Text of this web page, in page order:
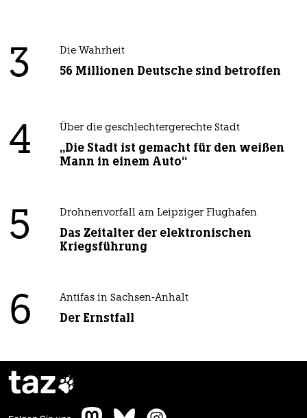
3 Die Wahrheit
56 Millionen Deutsche sind betroffen
4 Über die geschlechtergerechte Stadt
„Die Stadt ist gemacht für den weißen
Mann in einem Auto“
5 Drohnenvorfall am Leipziger Flughafen
Das Zeitalter der elektronischen
Kriegsführung
6 Antifas in Sachsen-Anhalt
Der Ernstfall
taz